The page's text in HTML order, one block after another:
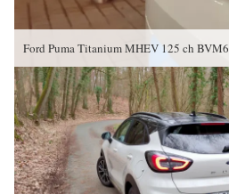
Ford Puma Titanium MHEV 125 ch BVM6